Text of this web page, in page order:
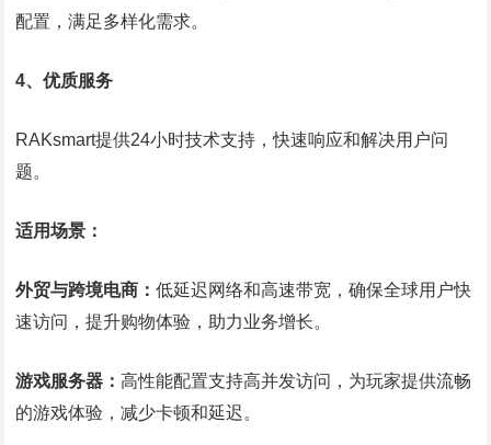
配置，满足多样化需求。
4、优质服务
RAKsmart提供24小时技术支持，快速响应和解决用户问
题。
适用场景：
外贸与跨境电商：低延迟网络和高速带宽，确保全球用户快
速访问，提升购物体验，助力业务增长。
游戏服务器：高性能配置支持高并发访问，为玩家提供流畅
的游戏体验，减少卡顿和延迟。